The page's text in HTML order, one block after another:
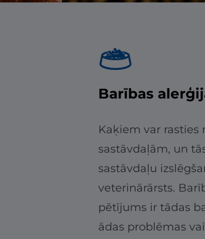
Barības
Kaķiem var
sastāvdaļām, un
sastāvdaļu
veterinārārsts.
pētījums ir tādas
ādas problēmas